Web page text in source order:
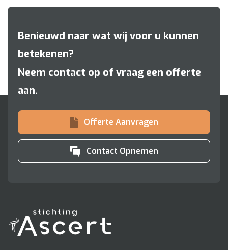
Benieuwd naar wat wij voor u kunnen
betekenen?
Neem contact op of vraag een offerte
aan.
Offerte Aanvragen
Contact Opnemen